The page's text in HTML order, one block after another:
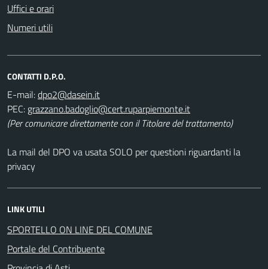
Uffici e orari
Numeri utili
CONTATTI D.P.O.
E-mail:
PEC:
(Per comunicare direttamente con il Titolare del trattamento)
La mail del DPO va usata SOLO per questioni riguardanti la
privacy
LINK UTILI
SPORTELLO ON LINE DEL COMUNE
Portale del Contribuente